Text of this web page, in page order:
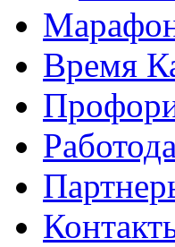
Время